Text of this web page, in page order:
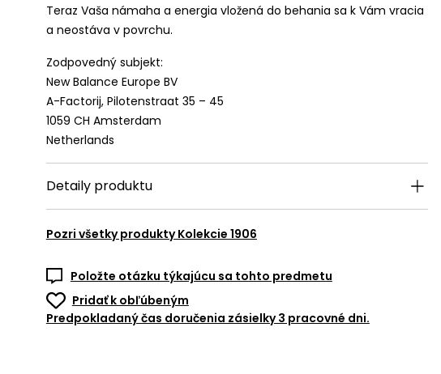
Teraz Vaša námaha a energia vložená do behania sa k Vám vracia
a neostáva v povrchu.
Zodpovedný subjekt:
New Balance Europe BV
A-Factorij, Pilotenstraat 35 – 45
1059 CH Amsterdam
Netherlands
Detaily produktu
Pozri všetky produkty Kolekcie 1906
Položte otázku týkajúcu sa tohto predmetu
Pridať k obľúbeným
Predpokladaný čas doručenia zásielky 3 pracovné dni.